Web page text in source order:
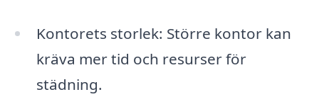
Kontorets storlek: Större kontor kan
kräva mer tid och resurser för
städning.